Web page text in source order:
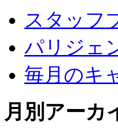
スタッフ
パリジェ
毎月のキ
月別アーカ